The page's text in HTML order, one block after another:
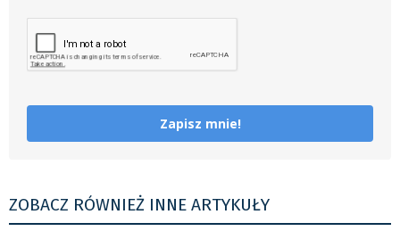
Zapisz mnie!
ZOBACZ RÓWNIEŻ INNE ARTYKUŁY